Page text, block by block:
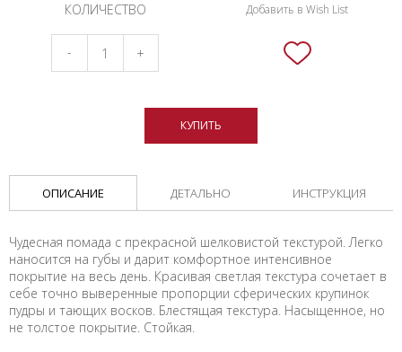
КОЛИЧЕСТВО
- +
КУПИТЬ
Добавить в Wish List
ОПИСАНИЕ ДЕТАЛЬНО ИНСТРУКЦИЯ
Чудесная помада с прекрасной шелковистой текстурой. Легко
наносится на губы и дарит комфортное интенсивное
покрытие на весь день. Красивая светлая текстура сочетает в
себе точно выверенные пропорции сферических крупинок
пудры и тающих восков. Блестящая текстура. Насыщенное, но
не толстое покрытие. Стойкая.